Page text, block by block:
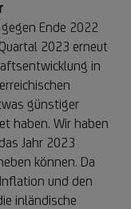
Ende 2022
2023 erneut
in
günstiger
haben. Wir haben
Jahr 2023
können. Da
und den
inländische